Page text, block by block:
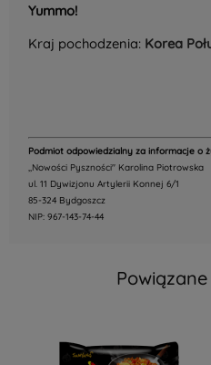
Yummo!
Kraj pochodzenia: Korea
Podmiot odpowiedzialny za informacje o
,,Nowości Pyszności" Karolina Piotrowska
ul. 11 Dywizjonu Artylerii Konnej 6/1
85-324 Bydgoszcz
NIP: 967-143-74-44